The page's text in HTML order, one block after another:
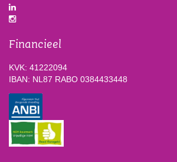
Financieel
KVK: 41222094
IBAN: NL87 RABO 0384433448